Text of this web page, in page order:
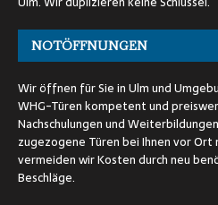
NOTÖFFNUNGEN
Wir öffnen für Sie in Ulm und
WHG-Türen kompetent und
Nachschulungen und
zugezogene Türen bei Ihnen vor
vermeiden wir Kosten durch neu
Beschläge.